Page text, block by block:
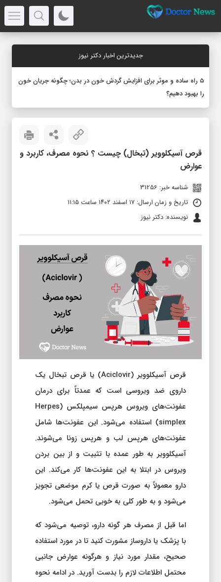
جدیدترین اخبار دکتر نیوز
۵ راه ساده و موثر برای افزایش گردش خون در بدن؛ چگونه جریان خون
را بهبود دهیم؟
قرص آسیکلوویر (تبخال) چیست ؟ نحوه مصرف، کاربرد و
عوارض
شناسه خبر: 31256
تاریخ و زمان ارسال: ۱۷ اسفند ۱۴۰۲ ساعت ۱۱:۱۵
نویسنده: دکتر نیوز
قرص آسیکلوویر (Aciclovir) یا قرص تبخال یک
داروی ضد ویروسی است که عمدتاً برای درمان
عفونت‌های ویروس هرپس سیمپلکس (Herpes
simplex) استفاده می‌شود. این عفونت‌ها شامل
عفونت‌های هرپس لب و هرپس زونا می‌شوند.
آسیکلوویر به طور عمده با تثبیت و از بین بردن
ویروس در ابتلا به این عفونت‌ها کار می‌کند. این
دارو معمولاً به صورت قرص یا کرم موضعی تجویز
می‌شود و به طور کلی به خوبی تحمل می‌شود.
اما قبل از مصرف هر گونه دارو، توصیه می‌شود که
با پزشک یا داروساز مشورت کنید تا در مورد استفاده
صحیح، مقدار مورد نیاز و هرگونه عوارض جانبی
محتمل اطلاعات لازم را بدست آورید. در ادامه نحوه